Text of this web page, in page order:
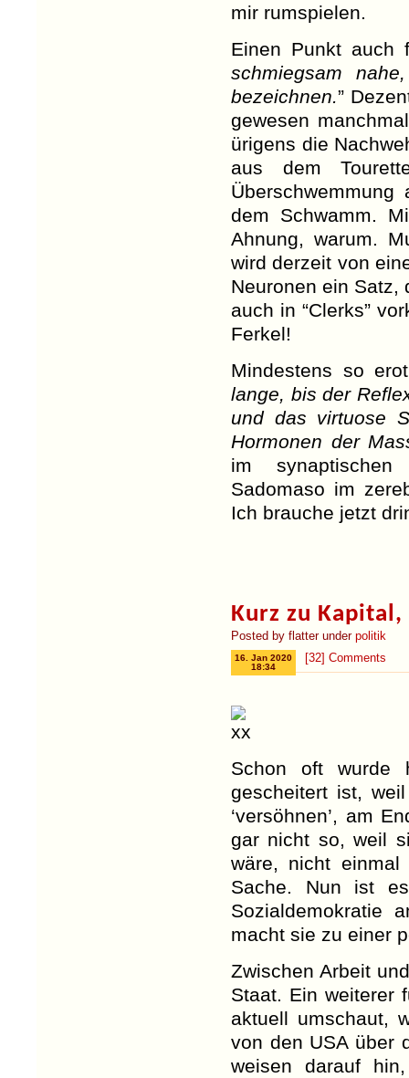
mir rumspielen.
Einen Punkt auch
schmiegsam
bezeichnen.”
gewesen
ürigens die
aus dem
dem Schwamm.
Ahnung, warum.
wird derzeit von
Neuronen ein Satz,
auch in “Clerks”
Ferkel!
Mindestens so
lange, bis der
und das virtuose
Hormonen der
im
Sadomaso im
Ich brauche jetzt
Kurz zu
Posted by flatter under politik
[32] Comments
16. Jan 2020
18:34
Schon oft wurde
gescheitert ist,
‘versöhnen’, am
gar nicht so, weil
wäre, nicht
Sache. Nun ist
Sozialdemokratie
macht sie zu einer
Zwischen Arbeit
Staat. Ein weiterer
aktuell umschaut,
von den USA über
weisen darauf